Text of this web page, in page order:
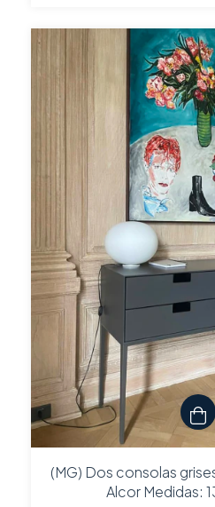
(MG) Dos consolas
Alcor Medidas: